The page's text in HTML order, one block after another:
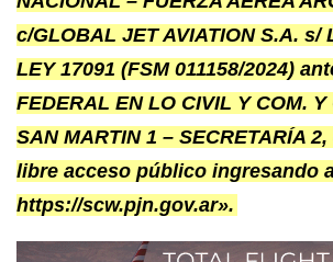
c/GLOBAL JET AVIATION S.A. s/
LEY 17091 (FSM 011158/2024)
FEDERAL EN LO CIVIL Y COM. Y
SAN MARTIN 1 – SECRETARÍA
libre acceso público ingresando
https://scw.pjn.gov.ar».